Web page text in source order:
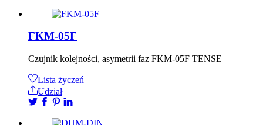
FKM-05F
Czujnik kolejności, asymetrii faz FKM-05F TENSE
Lista życzeń
Udział